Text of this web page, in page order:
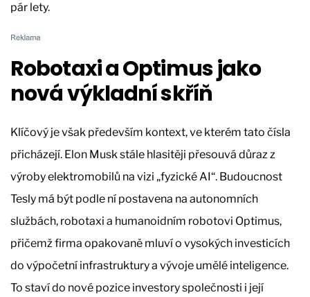
pár lety.
Robotaxi a Optimus jako
nová výkladní skříň
Klíčový je však především kontext, ve kterém tato čísla
přicházejí. Elon Musk stále hlasitěji přesouvá důraz z
výroby elektromobilů na vizi „fyzické AI“. Budoucnost
Tesly má být podle ní postavena na autonomních
službách, robotaxi a humanoidním robotovi Optimus,
přičemž firma opakovaně mluví o vysokých investicích
do výpočetní infrastruktury a vývoje umělé inteligence.
To staví do nové pozice investory společnosti i její